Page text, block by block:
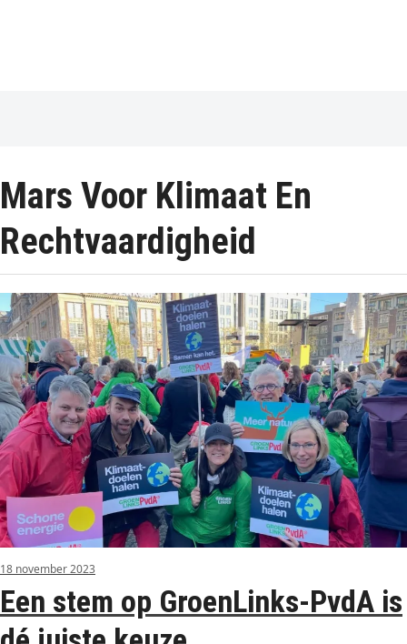
Mars Voor Klimaat En
Rechtvaardigheid
18 november 2023
Een stem op GroenLinks-PvdA is